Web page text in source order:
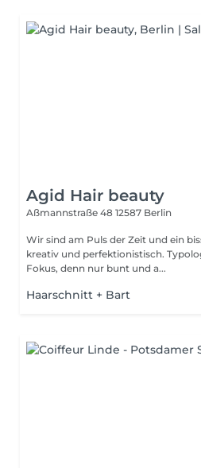
Agid Hair beauty
Aßmannstraße 48 12587 Berlin
Wir sind am Puls der Zeit und ein
kreativ und perfektionistisch.
Fokus, denn nur bunt und a...
Haarschnitt + Bart